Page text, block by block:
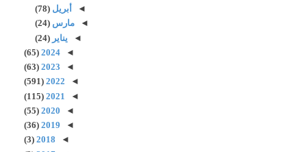
◄
أبريل(78)
◄مارس(24)
◄ يناير(24)
◄
2024
(65)
◄
2023
(63)
◄
2022
(591)
◄
2021
(115)
◄
2020
(55)
◄
2019
(36)
◄
2018
(3)